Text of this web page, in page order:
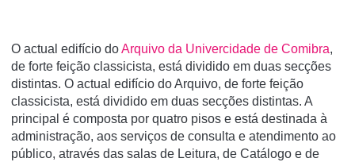
O actual edifício doArquivo da Univercidade de Comibra,
de forte feição classicista, está dividido em duas secções
distintas. O actual edifício do Arquivo, de forte feição
classicista, está dividido em duas secções distintas. A
principal é composta por quatro pisos e está destinada à
administração, aos serviços de consulta e atendimento ao
público, através das salas de Leitura, de Catálogo e de